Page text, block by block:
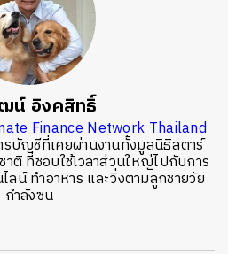
น์ อิงคสิทธิ์
Finance Network Thailand
บัญชีที่เคยผ่านงานทั้งมูลนิธิสตาร์
ติ ที่ชอบใช้เวลาส่วนใหญ่ไปกับการ
ลน์ ทำอาหาร และวิ่งตามลูกชายวัย
กำลังซน